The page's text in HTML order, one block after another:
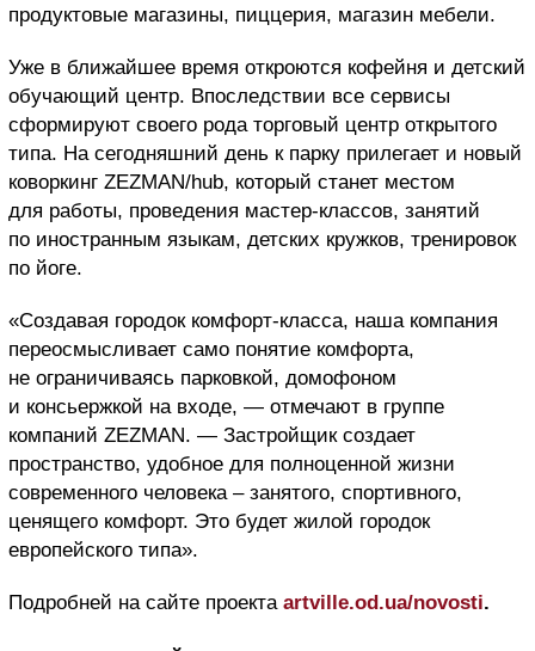
продуктовые магазины, пиццерия, магазин мебели.
Уже в ближайшее время откроются кофейня и детский
обучающий центр. Впоследствии все сервисы
сформируют своего рода торговый центр открытого
типа. На сегодняшний день к парку прилегает и новый
коворкинг ZEZMAN/hub, который станет местом
для работы, проведения мастер-классов, занятий
по иностранным языкам, детских кружков, тренировок
по йоге.
«Создавая городок комфорт-класса, наша компания
переосмысливает само понятие комфорта,
не ограничиваясь парковкой, домофоном
и консьержкой на входе, — отмечают в группе
компаний ZEZMAN. — Застройщик создает
пространство, удобное для полноценной жизни
современного человека – занятого, спортивного,
ценящего комфорт. Это будет жилой городок
европейского типа».
Подробней на сайте проекта artville.od.ua/novosti.